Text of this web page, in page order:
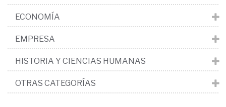
ECONOMÍA
EMPRESA
HISTORIA Y CIENCIAS HUMANAS
OTRAS CATEGORÍAS